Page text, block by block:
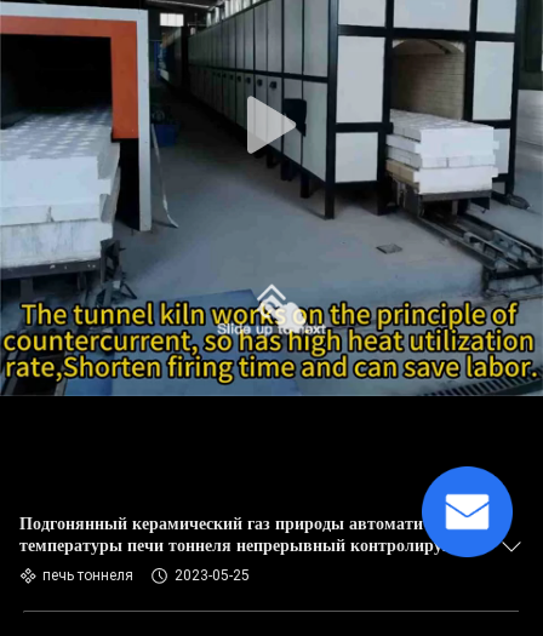
Подгонянный керамический газ природы автоматической
температуры печи тоннеля непрерывный контролируя
печь тоннеля 2023-05-25